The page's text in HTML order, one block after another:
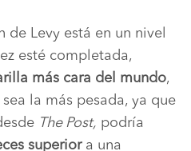
de Levy está en un nivel
esté completada,
más cara del mundo,
la más pesada, ya que
The Post, podría
superiora una